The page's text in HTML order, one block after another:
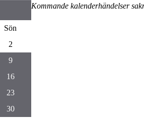
Kommande kalenderhändelser
Sön
2
9
16
23
30